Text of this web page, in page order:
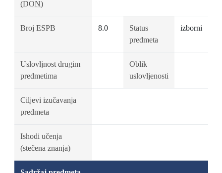
(DON)
Broj ESPB 8.0
Status
predmeta
izborni
Uslovljnost drugim
predmetima
Oblik
uslovljenosti
Ciljevi izučavanja
predmeta
Ishodi učenja
(stečena znanja)